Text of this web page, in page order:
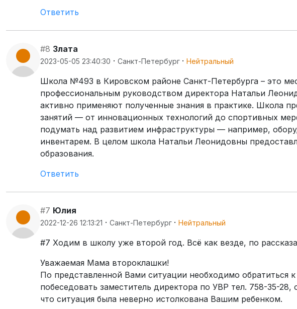
Ответить
#8 Злата
2023-05-05 23:40:30 · Санкт-Петербург · Нейтральный
Школа №493 в Кировском районе Санкт-Петербурга – это
профессиональным руководством директора Натальи
активно применяют полученные знания в практике. Школа
занятий — от инновационных технологий до спортивных
подумать над развитием инфраструктуры — например,
инвентарем. В целом школа Натальи Леонидовны
образования.
Ответить
#7 Юлия
2022-12-26 12:13:21 · Санкт-Петербург · Нейтральный
#7 Ходим в школу уже второй год. Всё как везде, по
Уважаемая Мама второклашки!
По представленной Вами ситуации необходимо
побеседовать заместитель директора по УВР тел. 758-35-
что ситуация была неверно истолкована Вашим ребенком.